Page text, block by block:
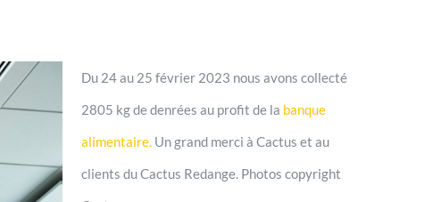
Du 24 au 25 février 2023 nous avons collecté
2805 kg de denrées au profit de la banque
alimentaire.Un grand merci à Cactus et au
clients du Cactus Redange. Photos copyright